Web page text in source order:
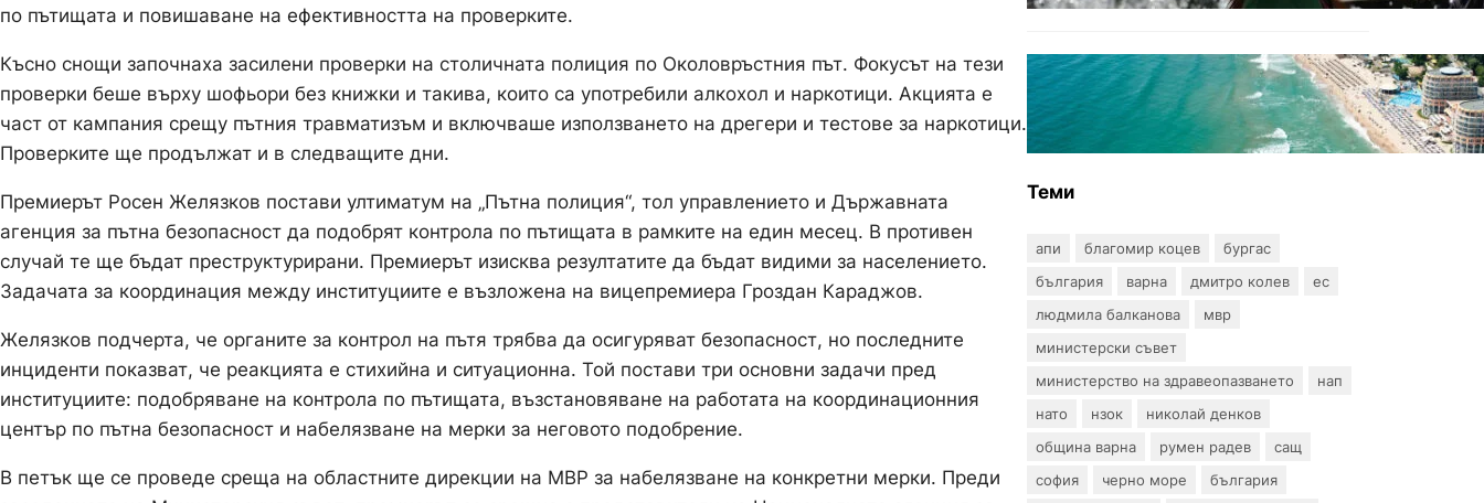
по пътищата и повишаване на ефективността на проверките.
Късно снощи започнаха засилени проверки на столичната полиция по Околовръстния път. Фокусът на тези
проверки беше върху шофьори без книжки и такива, които са употребили алкохол и наркотици. Акцията е
част от кампания срещу пътния травматизъм и включваше използването на дрегери и тестове за наркотици.
Проверките ще продължат и в следващите дни.
Премиерът Росен Желязков постави ултиматум на „Пътна полиция“, тол управлението и Държавната
агенция за пътна безопасност да подобрят контрола по пътищата в рамките на един месец. В противен
случай те ще бъдат преструктурирани. Премиерът изисква резултатите да бъдат видими за населението.
Задачата за координация между институциите е възложена на вицепремиера Гроздан Караджов.
Желязков подчерта, че органите за контрол на пътя трябва да осигуряват безопасност, но последните
инциденти показват, че реакцията е стихийна и ситуационна. Той постави три основни задачи пред
институциите: подобряване на контрола по пътищата, възстановяване на работата на координационния
център по пътна безопасност и набелязване на мерки за неговото подобрение.
В петък ще се проведе среща на областните дирекции на МВР за набелязване на конкретни мерки. Преди
ИКОНОМИКА
Интерактивна карта
показва всички водни бази
по Черноморието
Теми
апи благомир коцев
бургас
българия
варна дмитро колев
ес
людмила балканова
мвр
министерски съвет
министерство на здравеопазването
нап
нато
нзок
николай денков
община варна
румен радев
сащ
софия
черно море
българия